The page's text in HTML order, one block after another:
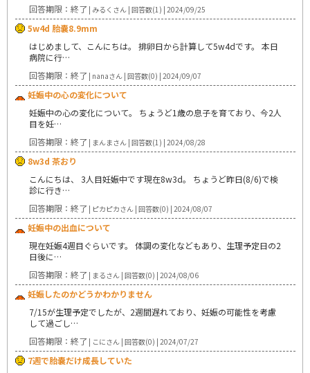
回答期限：終了 | みるくさん | 回答数(1) | 2024/09/25
5w4d 胎嚢8.9mm
はじめまして、こんにちは。 排卵日から計算して5w4dです。 本日
病院に行…
回答期限：終了 | nanaさん | 回答数(0) | 2024/09/07
妊娠中の心の変化について
妊娠中の心の変化について。 ちょうど1歳の息子を育ており、今2人
目を妊…
回答期限：終了 | まんまさん | 回答数(1) | 2024/08/28
8w3d 茶おり
こんにちは、 3人目妊娠中です現在8w3d。 ちょうど昨日(8/6)で検
診に行き…
回答期限：終了 | ピカピカさん | 回答数(0) | 2024/08/07
妊娠中の出血について
現在妊娠4週目ぐらいです。 体調の変化などもあり、生理予定日の2
日後に…
回答期限：終了 | まるさん | 回答数(0) | 2024/08/06
妊娠したのかどうかわかりません
7/15が生理予定でしたが、2週間遅れており、妊娠の可能性を考慮
して過ごし…
回答期限：終了 | こにさん | 回答数(0) | 2024/07/27
7週で胎嚢だけ成長していた